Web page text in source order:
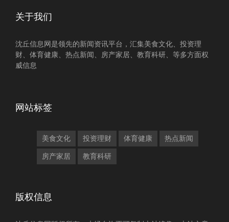
关于我们
沈丘信息网是领先的新闻资讯平台，汇集美食文化、投资理
财、体育健康、热点新闻、房产家居、教育科研、等多方面权
威信息
网站标签
美食文化 投资理财 体育健康 热点新闻
房产家居 教育科研
版权信息